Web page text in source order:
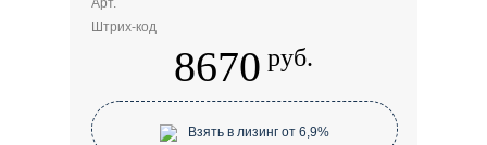
Арт.
Штрих-код
8670 руб.
Взять в лизинг от 6,9%